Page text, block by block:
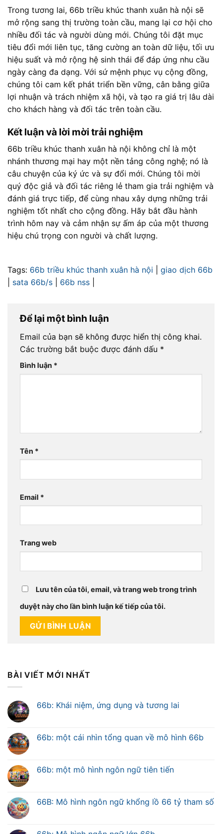
Trong tương lai, 66b triều khúc thanh xuân hà nội sẽ
mở rộng sang thị trường toàn cầu, mang lại cơ hội cho
nhiều đối tác và người dùng mới. Chúng tôi đặt mục
tiêu đổi mới liên tục, tăng cường an toàn dữ liệu, tối ưu
hiệu suất và mở rộng hệ sinh thái để đáp ứng nhu cầu
ngày càng đa dạng. Với sứ mệnh phục vụ cộng đồng,
chúng tôi cam kết phát triển bền vững, cân bằng giữa
lợi nhuận và trách nhiệm xã hội, và tạo ra giá trị lâu dài
cho khách hàng và đối tác trên toàn cầu.
Kết luận và lời mời trải nghiệm
66b triều khúc thanh xuân hà nội không chỉ là một
nhánh thương mại hay một nền tảng công nghệ; nó là
câu chuyện của ký ức và sự đổi mới. Chúng tôi mời
quý độc giả và đối tác riêng lẻ tham gia trải nghiệm và
đánh giá trực tiếp, để cùng nhau xây dựng những trải
nghiệm tốt nhất cho cộng đồng. Hãy bắt đầu hành
trình hôm nay và cảm nhận sự ấm áp của một thương
hiệu chú trọng con người và chất lượng.
Tags: 66b triều khúc thanh xuân hà nội
giao dịch 66b
sata 66b/s 66b nss
Để lại một bình luận
Email của bạn sẽ không được hiển thị công khai.
Các trường bắt buộc được đánh dấu *
Bình luận *
Tên *
Email *
Trang web
Lưu tên của tôi, email, và trang web trong trình
duyệt này cho lần bình luận kế tiếp của tôi.
BÀI VIẾT MỚI NHẤT
66b: Khái niệm, ứng dụng và tương lai
66b: một cái nhìn tổng quan về mô hình 66b
66b: một mô hình ngôn ngữ tiên tiến
66B: Mô hình ngôn ngữ khổng lồ 66 tỷ tham số